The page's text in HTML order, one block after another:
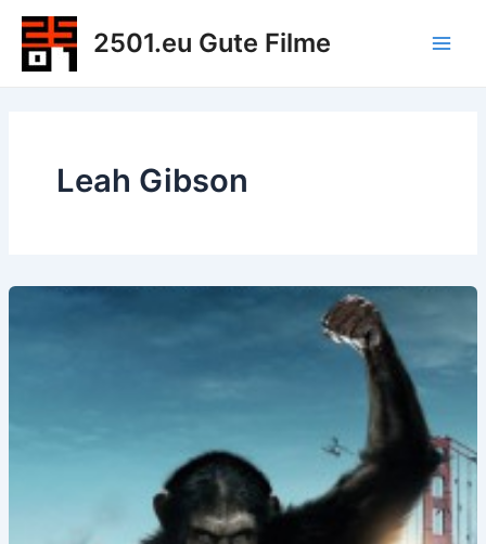
Zum
Inhalt
springen
2501.eu Gute Filme
Leah Gibson